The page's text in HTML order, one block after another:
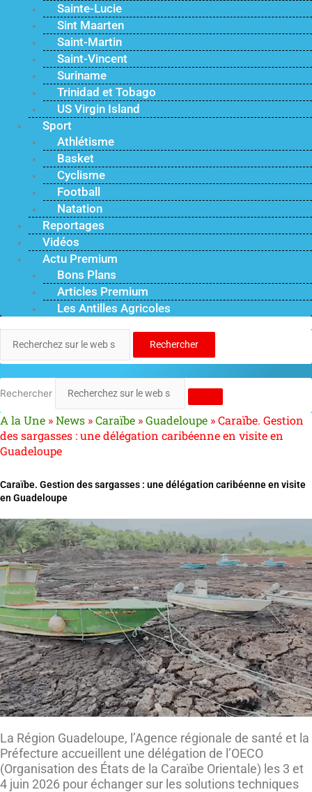
Sainte-Lucie
Sint Maarten
Saint-Martin
Saint-Vincent
Suriname
Trinidad et Tobago
US Virgin Island
Sport
Athlétisme
Basket
Cyclisme
Football
Natation
Reportages
Vidéos
Actu Premium
Bons Plans
Articles Premium
Les Antilles Agricoles
Rechercher
Rechercher
A la Une »News »Caraïbe »Guadeloupe »Caraïbe. Gestion
des sargasses : une délégation caribéenne en visite en
Guadeloupe
Caraïbe. Gestion des sargasses : une délégation caribéenne en visite
en Guadeloupe
La Région Guadeloupe, l’Agence régionale de santé et la
Préfecture accueillent une délégation de l’OECO
(Organisation des États de la Caraïbe Orientale) les 3 et
4 juin 2026 pour échanger sur les solutions techniques